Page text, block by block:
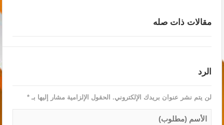
مقالات ذات صله
الرد
لن يتم نشر عنوان بريدك الإلكتروني. الحقول الإلزامية مشار إليها بـ*